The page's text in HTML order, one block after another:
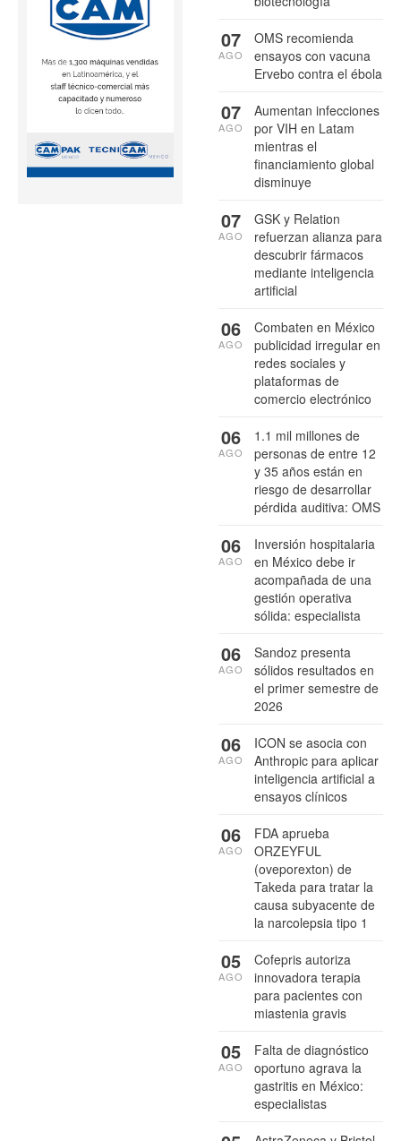
OMS recomienda
ensayos con vacuna
Ervebo contra el ébola
07
AGO
Aumentan infecciones
por VIH en Latam
mientras el
financiamiento global
disminuye
07
AGO
GSK y Relation
refuerzan alianza para
descubrir fármacos
mediante inteligencia
artificial
07
AGO
Combaten en México
publicidad irregular en
redes sociales y
plataformas de
comercio electrónico
06
AGO
1.1 mil millones de
personas de entre 12
y 35 años están en
riesgo de desarrollar
pérdida auditiva: OMS
06
AGO
Inversión hospitalaria
en México debe ir
acompañada de una
gestión operativa
sólida: especialista
06
AGO
Sandoz presenta
sólidos resultados en
el primer semestre de
2026
06
AGO
ICON se asocia con
Anthropic para aplicar
inteligencia artificial a
ensayos clínicos
06
AGO
FDA aprueba
ORZEYFUL
(oveporexton) de
Takeda para tratar la
causa subyacente de
la narcolepsia tipo 1
06
AGO
Cofepris autoriza
innovadora terapia
para pacientes con
miastenia gravis
05
AGO
Falta de diagnóstico
oportuno agrava la
gastritis en México:
especialistas
05
AGO